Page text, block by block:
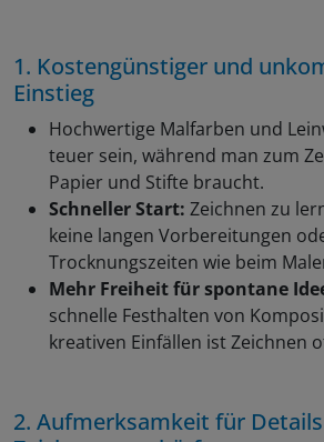
1. Kostengünstiger und
Einstieg
Hochwertige Malfarben und
teuer sein, während man zum
Papier und Stifte braucht.
Schneller Start: Zeichnen zu
keine langen Vorbereitungen
Trocknungszeiten wie beim
Mehr Freiheit für spontane
schnelle Festhalten von
kreativen Einfällen ist Zeichnen
2. Aufmerksamkeit für